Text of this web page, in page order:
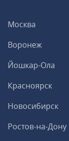
Москва
Воронеж
Йошкар-Ола
Красноярск
Новосибирск
Ростов-на-Дону